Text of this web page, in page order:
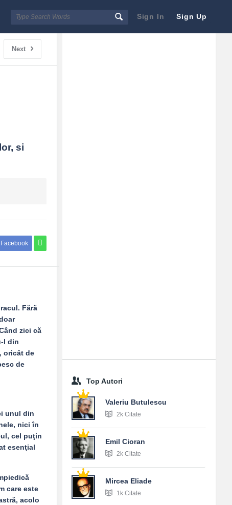
Sign In Sign Up
Next
si
Facebook
Fără
zici că
l din
oricât de
de
unul din
nici în
cel puţin
esenţial
care este
acolo
Top Autori
Valeriu Butulescu
2k Citate
Emil Cioran
2k Citate
Mircea Eliade
1k Citate